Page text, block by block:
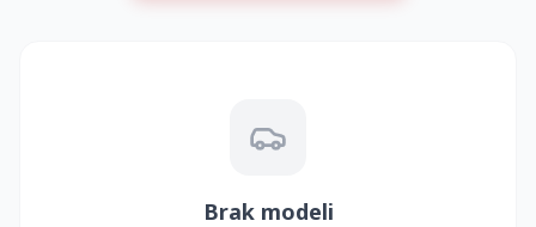
Brak modeli